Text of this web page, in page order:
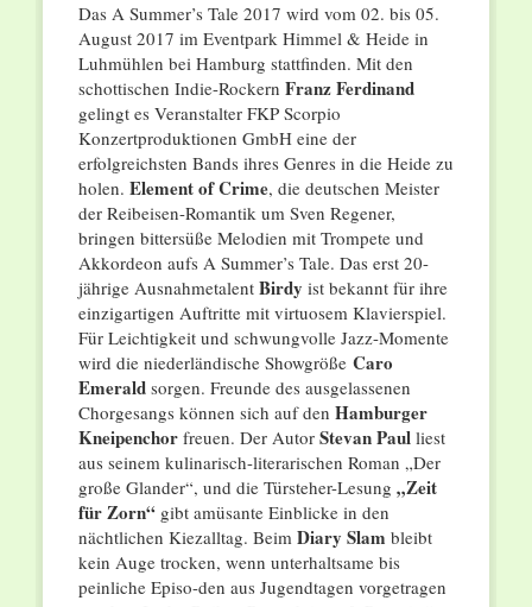
Das A Summer’s Tale 2017 wird vom 02. bis 05.
August 2017 im Eventpark Himmel & Heide in
Luhmühlen bei Hamburg stattfinden. Mit den
schottischen Indie-Rockern Franz Ferdinand
gelingt es Veranstalter FKP Scorpio
Konzertproduktionen GmbH eine der
erfolgreichsten Bands ihres Genres in die Heide zu
holen. Element of Crime, die deutschen Meister
der Reibeisen-Romantik um Sven Regener,
bringen bittersüße Melodien mit Trompete und
Akkordeon aufs A Summer’s Tale. Das erst 20-
jährige AusnahmetalentBirdy ist bekannt für ihre
einzigartigen Auftritte mit virtuosem Klavierspiel.
Für Leichtigkeit und schwungvolle Jazz-Momente
wird die niederländische Showgröße Caro
Emeraldsorgen. Freunde des ausgelassenen
Chorgesangs können sich auf den Hamburger
Kneipenchorfreuen. Der Autor Stevan Paulliest
aus seinem kulinarisch-literarischen Roman „Der
große Glander“, und die Türsteher-Lesung „Zeit
für Zorn“gibt amüsante Einblicke in den
nächtlichen Kiezalltag. Beim Diary Slam bleibt
kein Auge trocken, wenn unterhaltsame bis
peinliche Episo-den aus Jugendtagen vorgetragen